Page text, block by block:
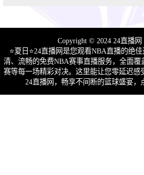
Copyright © 2024 24直播
⭐️夏日⭐24直播网是您观看NBA直播的绝
清、流畅的免费NBA赛事直播服务，全面
赛等每一场精彩对决。这里能让您零延迟感
24直播网，畅享不间断的篮球盛宴，